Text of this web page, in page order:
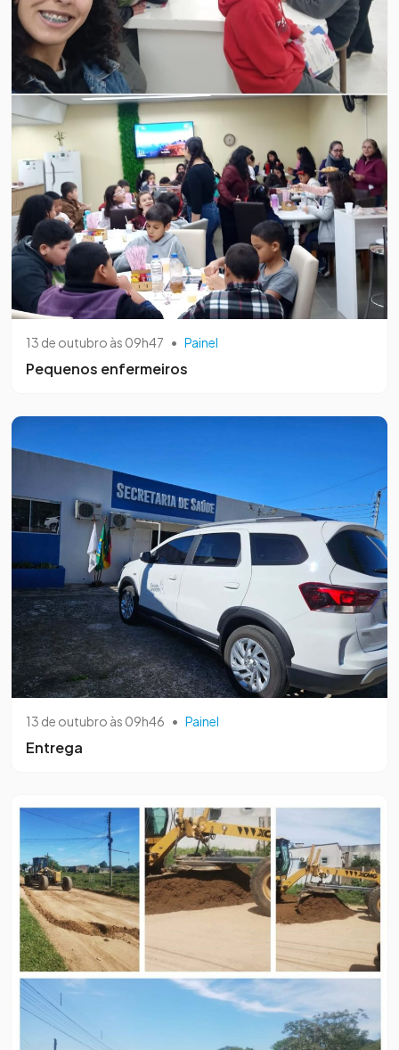
13 de outubro às 09h47 • Painel
Pequenos enfermeiros
13 de outubro às 09h46 • Painel
Entrega